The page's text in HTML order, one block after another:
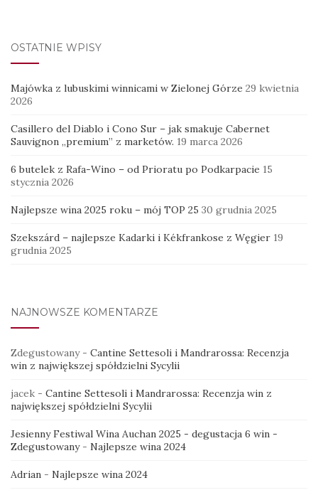
OSTATNIE WPISY
Majówka z lubuskimi winnicami w Zielonej Górze 29 kwietnia
2026
Casillero del Diablo i Cono Sur – jak smakuje Cabernet
Sauvignon „premium” z marketów. 19 marca 2026
6 butelek z Rafa-Wino – od Prioratu po Podkarpacie 15
stycznia 2026
Najlepsze wina 2025 roku – mój TOP 25 30 grudnia 2025
Szekszárd – najlepsze Kadarki i Kékfrankose z Węgier 19
grudnia 2025
NAJNOWSZE KOMENTARZE
Zdegustowany- Cantine Settesoli i Mandrarossa: Recenzja
win z największej spółdzielni Sycylii
jacek - Cantine Settesoli i Mandrarossa: Recenzja win z
największej spółdzielni Sycylii
Jesienny Festiwal Wina Auchan 2025 - degustacja 6 win -
Zdegustowany- Najlepsze wina 2024
Adrian - Najlepsze wina 2024